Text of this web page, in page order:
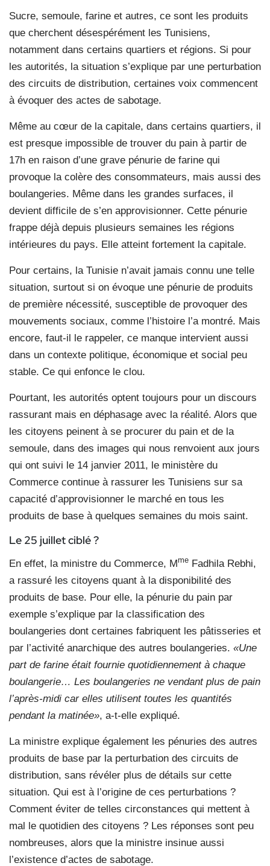
Sucre, semoule, farine et autres, ce sont les produits
que cherchent désespérément les Tunisiens,
notamment dans certains quartiers et régions. Si pour
les autorités, la situation s’explique par une perturbation
des circuits de distribution, certaines voix commencent
à évoquer des actes de sabotage.
Même au cœur de la capitale, dans certains quartiers, il
est presque impossible de trouver du pain à partir de
17h en raison d’une grave pénurie de farine qui
provoque la colère des consommateurs, mais aussi des
boulangeries. Même dans les grandes surfaces, il
devient difficile de s’en approvisionner. Cette pénurie
frappe déjà depuis plusieurs semaines les régions
intérieures du pays. Elle atteint fortement la capitale.
Pour certains, la Tunisie n’avait jamais connu une telle
situation, surtout si on évoque une pénurie de produits
de première nécessité, susceptible de provoquer des
mouvements sociaux, comme l’histoire l’a montré. Mais
encore, faut-il le rappeler, ce manque intervient aussi
dans un contexte politique, économique et social peu
stable. Ce qui enfonce le clou.
Pourtant, les autorités optent toujours pour un discours
rassurant mais en déphasage avec la réalité. Alors que
les citoyens peinent à se procurer du pain et de la
semoule, dans des images qui nous renvoient aux jours
qui ont suivi le 14 janvier 2011, le ministère du
Commerce continue à rassurer les Tunisiens sur sa
capacité d’approvisionner le marché en tous les
produits de base à quelques semaines du mois saint.
Le 25 juillet ciblé ?
En effet, la ministre du Commerce, Mme Fadhila Rebhi,
a rassuré les citoyens quant à la disponibilité des
produits de base. Pour elle, la pénurie du pain par
exemple s’explique par la classification des
boulangeries dont certaines fabriquent les pâtisseries et
par l’activité anarchique des autres boulangeries. «Une
part de farine était fournie quotidiennement à chaque
boulangerie… Les boulangeries ne vendant plus de pain
l’après-midi car elles utilisent toutes les quantités
pendant la matinée», a-t-elle expliqué.
La ministre explique également les pénuries des autres
produits de base par la perturbation des circuits de
distribution, sans révéler plus de détails sur cette
situation. Qui est à l’origine de ces perturbations ?
Comment éviter de telles circonstances qui mettent à
mal le quotidien des citoyens ? Les réponses sont peu
nombreuses, alors que la ministre insinue aussi
l’existence d’actes de sabotage.